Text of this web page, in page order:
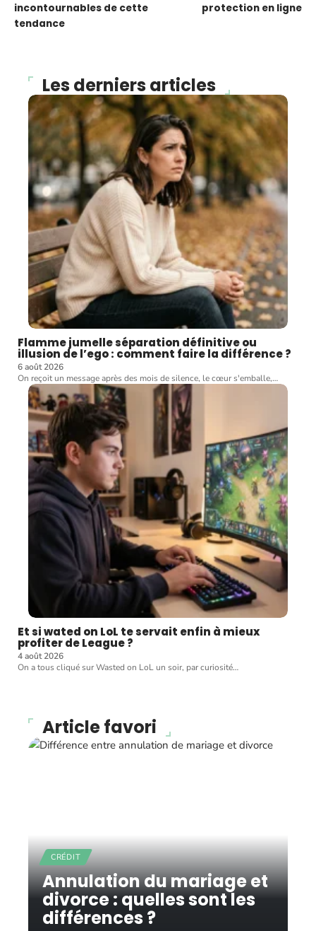
incontournables de cette
tendance
protection en ligne
Les derniers articles
Flamme jumelle séparation définitive ou
illusion de l’ego : comment faire la différence ?
6 août 2026
On reçoit un message après des mois de silence, le cœur s'emballe,…
Et si wated on LoL te servait enfin à mieux
profiter de League ?
4 août 2026
On a tous cliqué sur Wasted on LoL un soir, par curiosité…
Article favori
CRÉDIT
Annulation du mariage et
divorce : quelles sont les
différences ?